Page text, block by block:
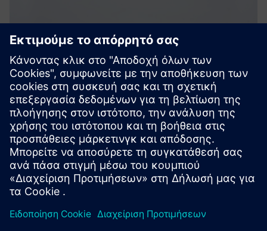
VS126 AI Ultra High-Mount People
Counter
Powered by Binocular Stereo vision, VS126 redefines high-
ceiling environments. Mounted at 6–15m, it covers over
75m² with GDPR-compliant analytics that unlock the true
potential of grand-scale venues.
Μάθετε περισσότερα